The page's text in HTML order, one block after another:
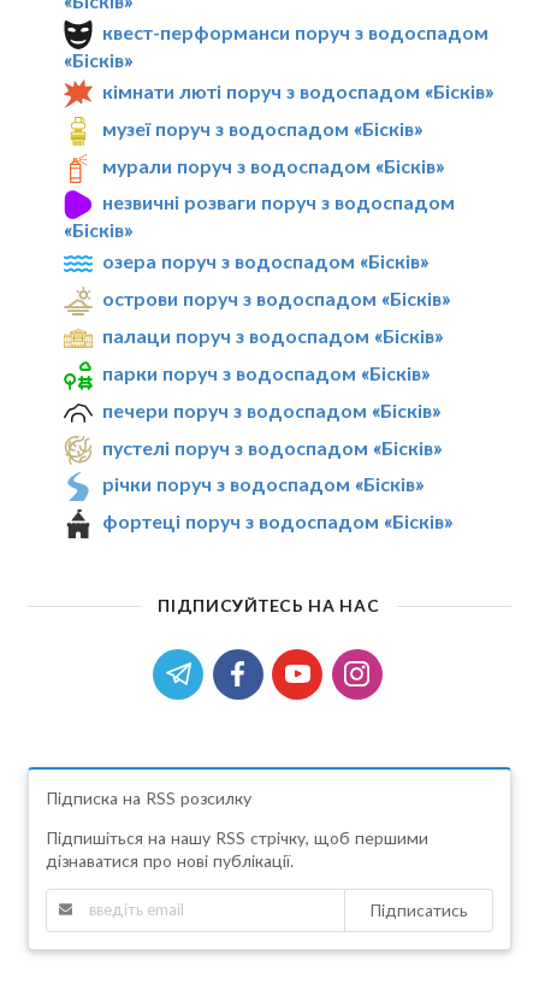
квест-перформанси поруч з водоспадом
«Бісків»
кімнати люті поруч з водоспадом «Бісків»
музеї поруч з водоспадом «Бісків»
мурали поруч з водоспадом «Бісків»
незвичні розваги поруч з водоспадом
«Бісків»
озера поруч з водоспадом «Бісків»
острови поруч з водоспадом «Бісків»
палаци поруч з водоспадом «Бісків»
парки поруч з водоспадом «Бісків»
печери поруч з водоспадом «Бісків»
пустелі поруч з водоспадом «Бісків»
річки поруч з водоспадом «Бісків»
фортеці поруч з водоспадом «Бісків»
ПІДПИСУЙТЕСЬ НА НАС
Підписка на RSS розсилку
Підпишіться на нашу RSS стрічку, щоб першими
дізнаватися про нові публікації.
Підписатись